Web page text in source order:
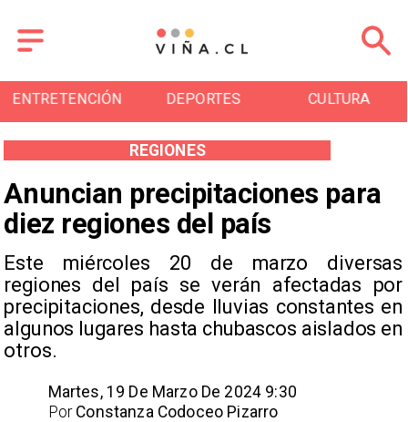
DEPORTES CULTURA TURISMO
Anuncian precipitaciones para
diez regiones del país
Este miércoles 20 de marzo diversas
regiones del país se verán afectadas por
precipitaciones, desde lluvias constantes en
algunos lugares hasta chubascos aislados en
otros.
REGIONES
Martes, 19 De Marzo De 2024 9:30
Constanza Codoceo Pizarro
Por